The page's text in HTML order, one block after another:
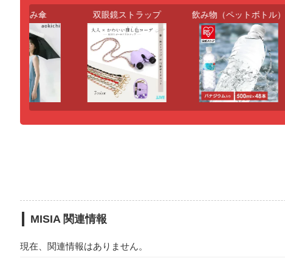
たたみ傘 双眼鏡ストラップ 飲み物（ペットボトル）
MISIA 関連情報
現在、関連情報はありません。